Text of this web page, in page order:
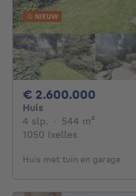
NIEUW
€ 2.600.000
Huis
4 slp. 4 slaapkamers
· 544 m²
1050 Ixelles
Huis met tuin en garage